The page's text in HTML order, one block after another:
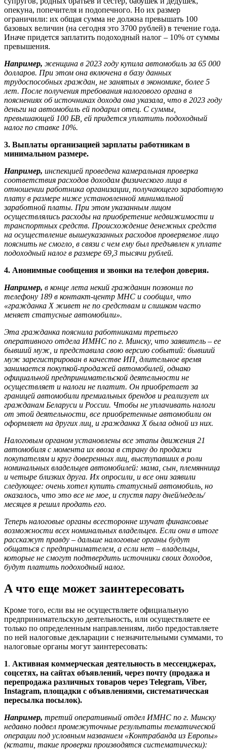
опекуна, попечителя и подопечного. Но их размер
ограничили: их общая сумма не должна превышать 100
базовых величин (на сегодня это 3700 рублей) в течение года.
Иначе придется заплатить подоходный налог – 10% от суммы
превышения.
Например, женщина в 2023 году купила автомобиль за 65 000
долларов. При этом она включена в базу данных
трудоспособных граждан, не занятых в экономике, более 5
лет. После получения требования налогового органа в
пояснениях об источниках дохода она указала, что в 2023 году
деньги на автомобиль ей подарил отец. С суммы,
превышающей 100 БВ, ей придется уплатить подоходный
налог по ставке 10%.
3. Выплаты организацией зарплаты работникам в
минимальном размере.
Например, инспекцией проведена камеральная проверка
соответствия расходов доходам физического лица в
отношении работника организации, получающего заработную
плату в размере ниже установленной минимальной
заработной платы. При этом указанным лицом
осуществлялись расходы на приобретение недвижимости и
транспортных средств. Происхождение денежных средств
на осуществление вышеуказанных расходов проверяемое лицо
пояснить не смогло, в связи с чем ему был предъявлен к уплате
подоходный налог в размере 69,3 тысячи рублей.
4. Анонимные сообщения и звонки на телефон доверия.
Например, в конце лета некий гражданин позвонил по
телефону 189 в контакт-центр МНС и сообщил, что
«гражданка Х живет не по средствам и слишком часто
меняет статусные автомобили».
Эта гражданка пояснила работниками третьего
оперативного отдела ИМНС по г. Минску, что заявитель – ее
бывший муж, и представила свою версию событий: бывший
муж зарегистрирован в качестве ИП, длительное время
занимается покупкой-продажей автомобилей, однако
официальной предпринимательской деятельности не
осуществляет и налоги не платит. Он приобретает за
границей автомобили премиальных брендов и реализует их
гражданам Беларуси и России. Чтобы не уплачивать налоги
от этой деятельности, все приобретенные автомобили он
оформляет на других лиц, и гражданка Х была одной из них.
Налоговым органом установлены все этапы движения 21
автомобиля с момента их ввоза в страну до продажи
покупателям и круг доверенных лиц, выступавших в роли
номинальных владельцев автомобилей: мама, сын, племянница
и четыре близких друга. Их опросили, и все они заявили
следующее: очень хотел купить статусный автомобиль, но
оказалось, что это все не мое, и спустя пару дней/недель/
месяцев я решил продать его.
Теперь налоговые органы всесторонне изучат финансовые
возможности всех номинальных владельцев. Если они в итоге
расскажут правду – дальше налоговые органы будут
общаться с предпринимателем, а если нет – владельцы,
которые не смогут подтвердить источники своих доходов,
будут платить подоходный налог.
А что еще может заинтересовать
Кроме того, если вы не осуществляете официальную
предпринимательскую деятельность, или осуществляете ее
только по определенным направлениям, либо предоставляете
по ней налоговые декларации с незначительными суммами, то
налоговые органы могут заинтересовать:
1. Активная коммерческая деятельность в мессенджерах,
соцсетях, на сайтах объявлений, через почту (продажа и
перепродажа различных товаров через Telegram, Viber,
Instagram, площадки с объявлениями, систематическая
пересылка посылок).
Например, третий оперативный отдел ИМНС по г. Минску
недавно подвел промежуточные результаты тематической
операции под условным названием «Контрабанда из Европы»
(кстати, такие проверки производятся систематически):